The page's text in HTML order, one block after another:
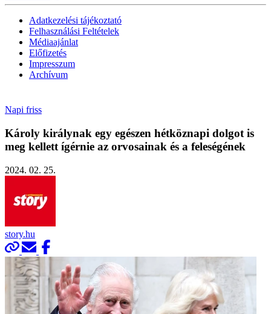
Adatkezelési tájékoztató
Felhasználási Feltételek
Médiaajánlat
Előfizetés
Impresszum
Archívum
Napi friss
Károly királynak egy egészen hétköznapi dolgot is
meg kellett ígérnie az orvosainak és a feleségének
2024. 02. 25.
story.hu